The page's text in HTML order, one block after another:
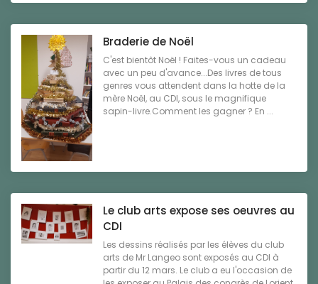
Braderie de Noël
C'est bientôt Noël ! Faites-vous un cadeau
avec un peu d'avance...Des livres de tous
genres vous attendent dans la hotte de la
mère Noël, au CDI, sous le magnifique
sapin-livre.Comment les gagner ? En ...
Le club arts expose ses oeuvres au
CDI
Les dessins réalisés par les élèves du club
arts de Mr Langeo sont exposés au CDI à
partir du 12 mars. Le club a eu l'occasion de